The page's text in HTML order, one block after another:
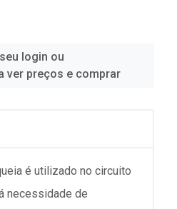
login ou
ver preços e comprar
é utilizado no circuito
necessidade de